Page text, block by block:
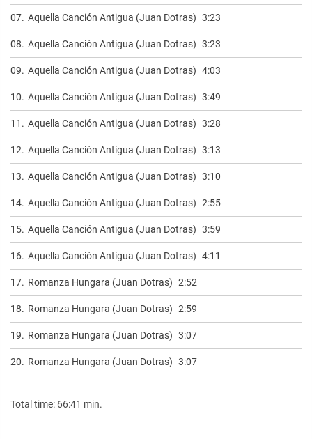
07. Aquella Canción Antigua (Juan Dotras) 3:23
08. Aquella Canción Antigua (Juan Dotras) 3:23
09. Aquella Canción Antigua (Juan Dotras) 4:03
10. Aquella Canción Antigua (Juan Dotras) 3:49
11. Aquella Canción Antigua (Juan Dotras) 3:28
12. Aquella Canción Antigua (Juan Dotras) 3:13
13. Aquella Canción Antigua (Juan Dotras) 3:10
14. Aquella Canción Antigua (Juan Dotras) 2:55
15. Aquella Canción Antigua (Juan Dotras) 3:59
16. Aquella Canción Antigua (Juan Dotras) 4:11
17. Romanza Hungara (Juan Dotras) 2:52
18. Romanza Hungara (Juan Dotras) 2:59
19. Romanza Hungara (Juan Dotras) 3:07
20. Romanza Hungara (Juan Dotras) 3:07
Total time: 66:41 min.